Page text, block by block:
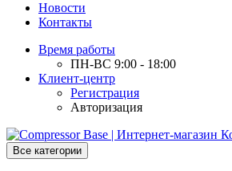
Новости
Контакты
Время работы
ПН-ВС 9:00 - 18:00
Клиент-центр
Регистрация
Авторизация
Все категории